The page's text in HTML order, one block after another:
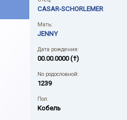
CASAR-SCHORLEMER
Мать:
JENNY
Дата рождения:
00.00.0000 (†)
No родословной:
1239
Пол:
Кобель